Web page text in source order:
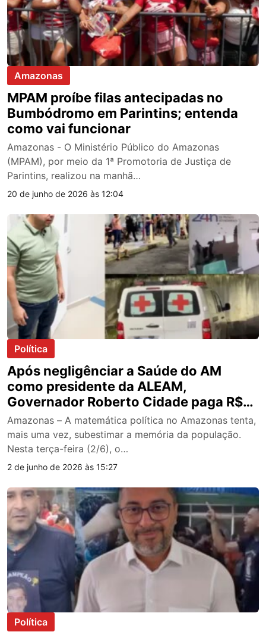
Amazonas
MPAM proíbe filas antecipadas no
Bumbódromo em Parintins; entenda
como vai funcionar
Amazonas - O Ministério Público do Amazonas
(MPAM), por meio da 1ª Promotoria de Justiça de
Parintins, realizou na manhã…
20 de junho de 2026 às 12:04
Política
Após negligênciar a Saúde do AM
como presidente da ALEAM,
Governador Roberto Cidade paga R$
100 milhões em salários atrasados aos
médicos
Amazonas – A matemática política no Amazonas tenta,
mais uma vez, subestimar a memória da população.
Nesta terça-feira (2/6), o…
2 de junho de 2026 às 15:27
Política